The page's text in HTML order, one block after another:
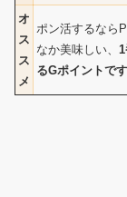
オ
ス
ス
メ
ポン活するなら
なか美味しい、
るGポイントです